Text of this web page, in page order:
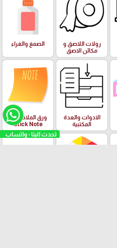
تحدث الينا - واتساب
رولات اللاصق و
مكائن الاصق
الصمغ والغراء
الادوات والعدة
المكتبية
ورق الملاحظات
Stick Note